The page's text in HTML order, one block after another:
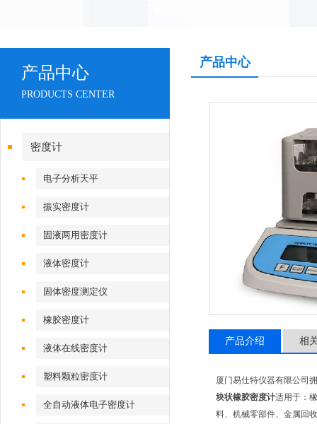
产品中心
PRODUCTS CENTER
密度计
电子分析天平
振实密度计
固液两用密度计
液体密度计
固体密度测定仪
橡胶密度计
液体在线密度计
塑料颗粒密度计
全自动液体电子密度计
产品中心
产品介绍 相
厦门易仕特仪器有限公司
块状橡胶密度计适用于：
料、机械零部件、金属回